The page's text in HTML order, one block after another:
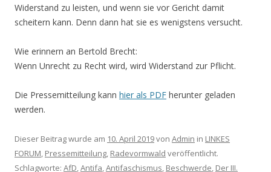
Widerstand zu leisten, und wenn sie vor Gericht damit
scheitern kann. Denn dann hat sie es wenigstens versucht.
Wie erinnern an Bertold Brecht:
Wenn Unrecht zu Recht wird, wird Widerstand zur Pflicht.
Die Pressemitteilung kann hier als PDF herunter geladen
werden.
Dieser Beitrag wurde am 10. April 2019von Admin in LINKES
FORUM, Pressemitteilung, Radevormwald veröffentlicht.
Schlagworte: AfD,Antifa,Antifaschismus, Beschwerde, Der III.